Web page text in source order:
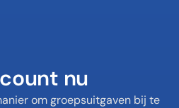
nu
om groepsuitgaven bij te